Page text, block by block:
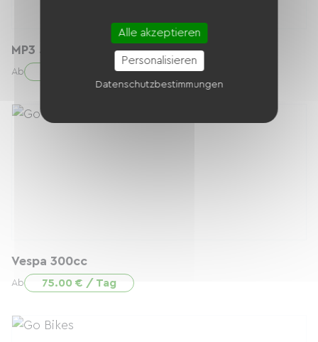
MP3 500
Ab 90.00 € / Tag
Vespa 300cc
Ab 75.00 € / Tag
Alle akzeptieren
Personalisieren
Datenschutzbestimmungen